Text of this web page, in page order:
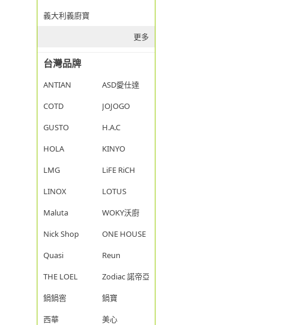
義大利義廚寶
更多
台灣品牌
ANTIAN
ASD愛仕達
COTD
JOJOGO
GUSTO
H.A.C
HOLA
KINYO
LMG
LiFE RiCH
LINOX
LOTUS
Maluta
WOKY沃廚
Nick Shop
ONE HOUSE
Quasi
Reun
THE LOEL
Zodiac 諾帝亞
鍋鍋窖
鍋寶
西華
美心